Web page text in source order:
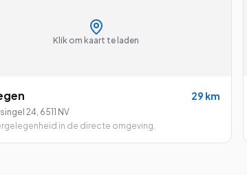
Klik om kaart te laden
29 km
24, 6511 NV
in de directe omgeving.